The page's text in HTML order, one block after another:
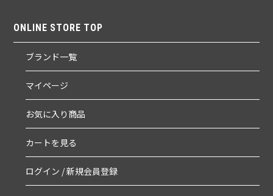
ONLINE STORE TOP
ブランド一覧
マイページ
お気に入り商品
カートを見る
ログイン / 新規会員登録